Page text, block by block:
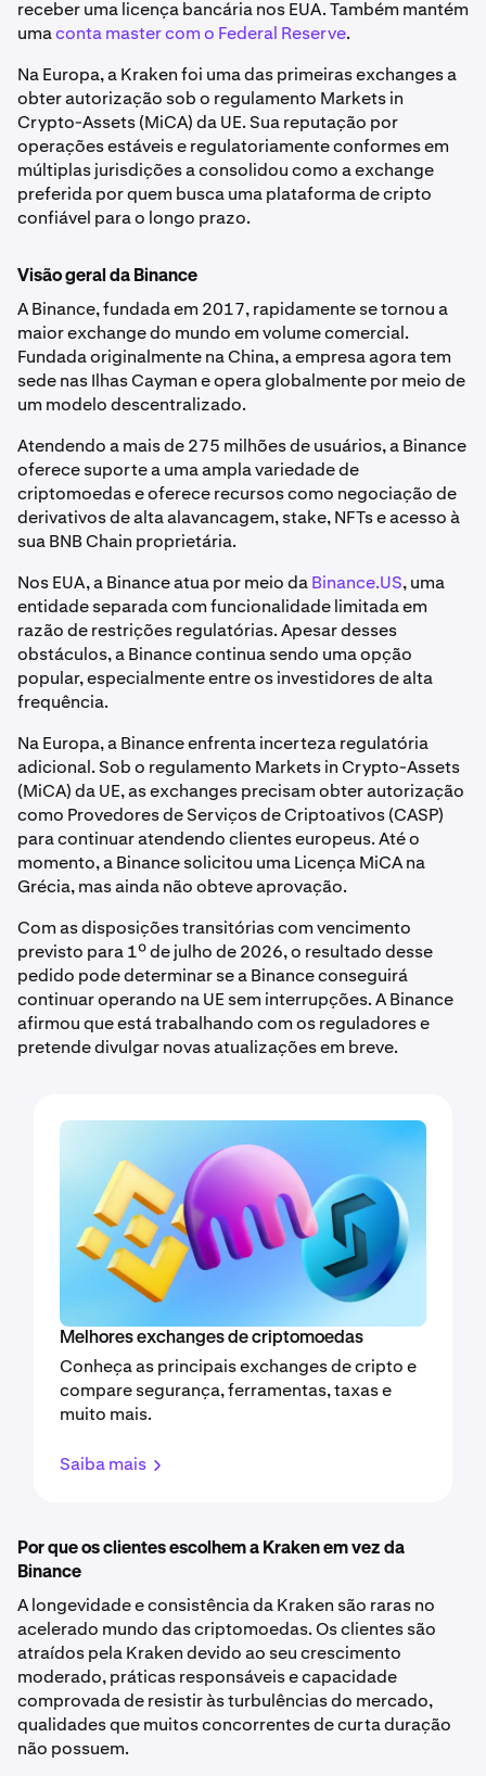
receber uma licença bancária nos EUA. Também mantém
umaconta master com o Federal Reserve.
Na Europa, a Kraken foi uma das primeiras exchanges a
obter autorização sob o regulamento Markets in
Crypto-Assets (MiCA) da UE. Sua reputação por
operações estáveis e regulatoriamente conformes em
múltiplas jurisdições a consolidou como a exchange
preferida por quem busca uma plataforma de cripto
confiável para o longo prazo.
Visão geral da Binance
A Binance, fundada em 2017, rapidamente se tornou a
maior exchange do mundo em volume comercial.
Fundada originalmente na China, a empresa agora tem
sede nas Ilhas Cayman e opera globalmente por meio de
um modelo descentralizado.
Atendendo a mais de 275 milhões de usuários, a Binance
oferece suporte a uma ampla variedade de
criptomoedas e oferece recursos como negociação de
derivativos de alta alavancagem, stake, NFTs e acesso à
sua BNB Chain proprietária.
Nos EUA, a Binance atua por meio daBinance.US, uma
entidade separada com funcionalidade limitada em
razão de restrições regulatórias. Apesar desses
obstáculos, a Binance continua sendo uma opção
popular, especialmente entre os investidores de alta
frequência.
Na Europa, a Binance enfrenta incerteza regulatória
adicional. Sob o regulamento Markets in Crypto-Assets
(MiCA) da UE, as exchanges precisam obter autorização
como Provedores de Serviços de Criptoativos (CASP)
para continuar atendendo clientes europeus. Até o
momento, a Binance solicitou uma Licença MiCA na
Grécia, mas ainda não obteve aprovação.
Com as disposições transitórias com vencimento
previsto para 1º de julho de 2026, o resultado desse
pedido pode determinar se a Binance conseguirá
continuar operando na UE sem interrupções. A Binance
afirmou que está trabalhando com os reguladores e
pretende divulgar novas atualizações em breve.
Melhores exchanges de criptomoedas
Conheça as principais exchanges de cripto e
compare segurança, ferramentas, taxas e
muito mais.
Saiba mais
Por que os clientes escolhem a Kraken em vez da
Binance
A longevidade e consistência da Kraken são raras no
acelerado mundo das criptomoedas. Os clientes são
atraídos pela Kraken devido ao seu crescimento
moderado, práticas responsáveis e capacidade
comprovada de resistir às turbulências do mercado,
qualidades que muitos concorrentes de curta duração
não possuem.